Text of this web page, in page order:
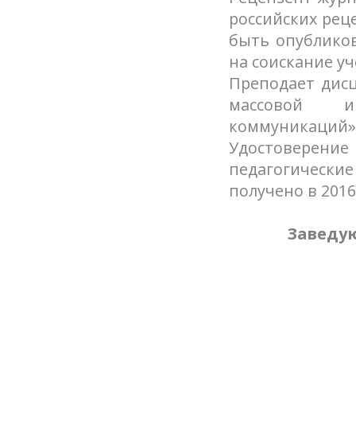
российских
быть
на соискание
Преподает
массовой
получено в